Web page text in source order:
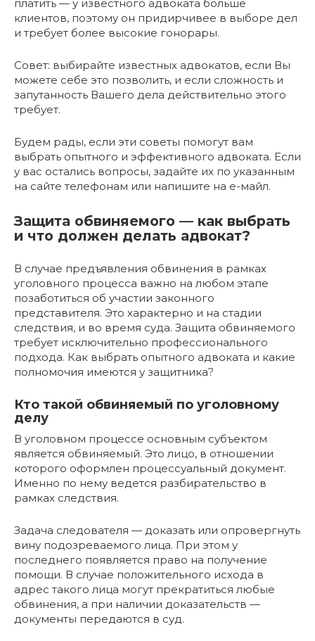
платить — у известного адвоката больше
клиентов, поэтому он придирчивее в выборе дел
и требует более высокие гонорары.
Совет: выбирайте известных адвокатов, если Вы
можете себе это позволить, и если сложность и
запутанность Вашего дела действительно этого
требует.
Будем рады, если эти советы помогут вам
выбрать опытного и эффективного адвоката. Если
у вас остались вопросы, задайте их по указанным
на сайте телефонам или напишите на е-майл.
Защита обвиняемого — как выбрать
и что должен делать адвокат?
В случае предъявления обвинения в рамках
уголовного процесса важно на любом этапе
позаботиться об участии законного
представителя. Это характерно и на стадии
следствия, и во время суда. Защита обвиняемого
требует исключительно профессионального
подхода. Как выбрать опытного адвоката и какие
полномочия имеются у защитника?
Кто такой обвиняемый по уголовному
делу
В уголовном процессе основным субъектом
является обвиняемый. Это лицо, в отношении
которого оформлен процессуальный документ.
Именно по нему ведется разбирательство в
рамках следствия.
Задача следователя — доказать или опровергнуть
вину подозреваемого лица. При этом у
последнего появляется право на получение
помощи. В случае положительного исхода в
адрес такого лица могут прекратиться любые
обвинения, а при наличии доказательств —
документы передаются в суд.